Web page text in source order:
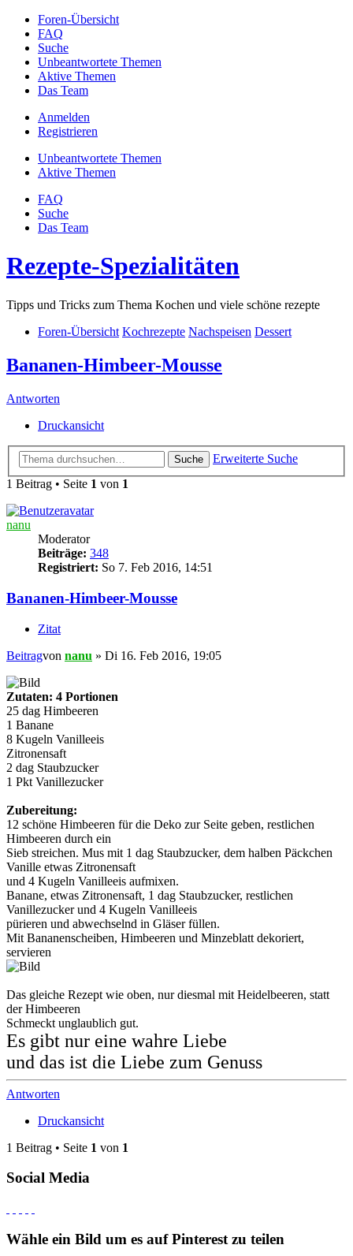
Foren-Übersicht
FAQ
Suche
Unbeantwortete Themen
Aktive Themen
Das Team
Anmelden
Registrieren
Unbeantwortete Themen
Aktive Themen
FAQ
Suche
Das Team
Rezepte-Spezialitäten
Tipps und Tricks zum Thema Kochen und viele schöne rezepte
Foren-Übersicht Kochrezepte Nachspeisen Dessert
Bananen-Himbeer-Mousse
Antworten
Druckansicht
Suche
Erweiterte Suche
1 Beitrag • Seite 1 von 1
nanu
Moderator
Beiträge: 348
Registriert: So 7. Feb 2016, 14:51
Bananen-Himbeer-Mousse
Zitat
Beitragvon nanu » Di 16. Feb 2016, 19:05
Zutaten: 4 Portionen
25 dag Himbeeren
1 Banane
8 Kugeln Vanilleeis
Zitronensaft
2 dag Staubzucker
1 Pkt Vanillezucker
Zubereitung:
12 schöne Himbeeren für die Deko zur Seite geben, restlichen
Himbeeren durch ein
Sieb streichen. Mus mit 1 dag Staubzucker, dem halben Päckchen
Vanille etwas Zitronensaft
und 4 Kugeln Vanilleeis aufmixen.
Banane, etwas Zitronensaft, 1 dag Staubzucker, restlichen
Vanillezucker und 4 Kugeln Vanilleeis
pürieren und abwechselnd in Gläser füllen.
Mit Bananenscheiben, Himbeeren und Minzeblatt dekoriert,
servieren
Das gleiche Rezept wie oben, nur diesmal mit Heidelbeeren, statt
der Himbeeren
Schmeckt unglaublich gut.
Es gibt nur eine wahre Liebe
und das ist die Liebe zum Genuss
Antworten
Druckansicht
1 Beitrag • Seite 1 von 1
Social Media
Wähle ein Bild um es auf Pinterest zu teilen